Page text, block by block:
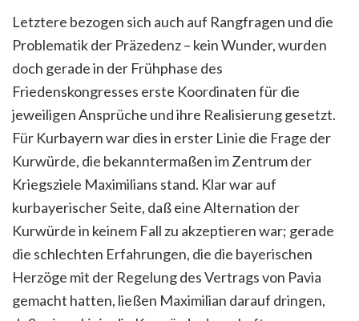
Letztere bezogen sich auch auf Rangfragen und die
Problematik der Präzedenz – kein Wunder, wurden
doch gerade in der Frühphase des
Friedenskongresses erste Koordinaten für die
jeweiligen Ansprüche und ihre Realisierung gesetzt.
Für Kurbayern war dies in erster Linie die Frage der
Kurwürde, die bekanntermaßen im Zentrum der
Kriegsziele Maximilians stand. Klar war auf
kurbayerischer Seite, daß eine Alternation der
Kurwürde in keinem Fall zu akzeptieren war; gerade
die schlechten Erfahrungen, die die bayerischen
Herzöge mit der Regelung des Vertrags von Pavia
gemacht hatten, ließen Maximilian darauf dringen,